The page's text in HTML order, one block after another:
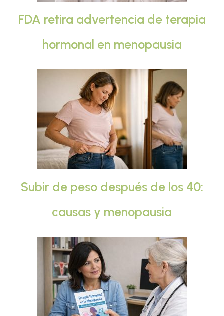
FDA retira advertencia de terapia
hormonal en menopausia
Subir de peso después de los 40:
causas y menopausia